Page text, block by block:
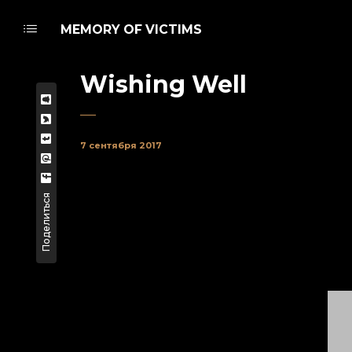
MEMORY OF VICTIMS
Поделиться
Wishing Well
7 сентября 2017